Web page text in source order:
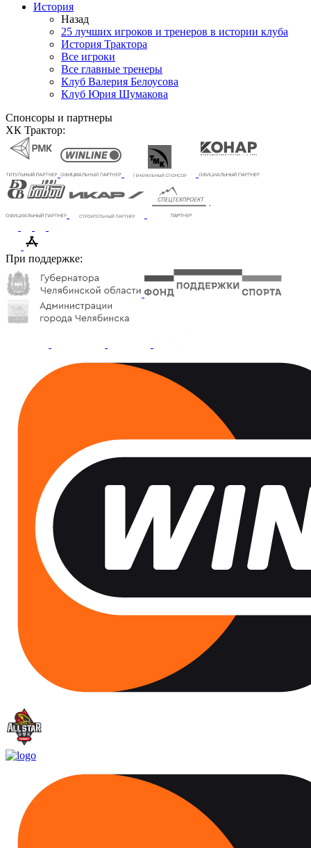
История
Назад
25 лучших игроков и тренеров в истории клуба
История Трактора
Все игроки
Все главные тренеры
Клуб Валерия Белоусова
Клуб Юрия Шумакова
Спонсоры и партнеры
ХК Трактор:
При поддержке: